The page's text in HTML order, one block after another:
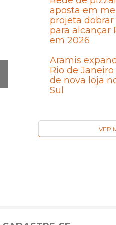
aposta em
projeta
para alcançar
em 2026
Aramis
Rio de
de nova loja
Sul
VER